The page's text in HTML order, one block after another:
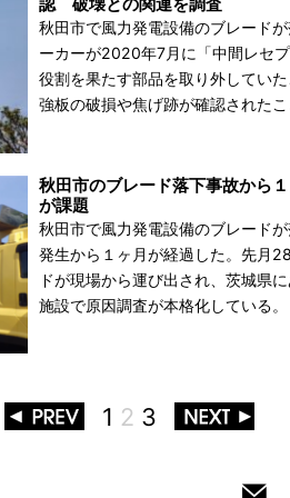
秋田市で風力発電設備のブレード
ーカーが2020年7月に「中間レセ
役割を果たす部品を取り外してい
強板の破損や焦げ跡が確認されたこ
秋田市で風力発電設備のブレード
発生から１ヶ月が経過した。先月
ドが現場から運び出され、茨城県
施設で原因調査が本格化している。
秋田市のブレード落下事故から
が課題
1 2 3